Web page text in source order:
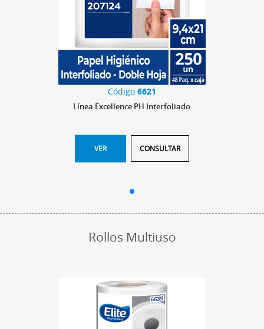
Código 6621
Línea Excellence PH Interfoliado
VER CONSULTAR
Rollos Multiuso